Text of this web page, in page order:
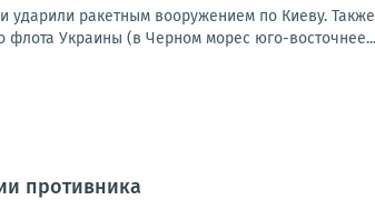
ударили ракетным вооружением по Киеву.
флота Украины (в Черном морес юго-восточнее...
противника